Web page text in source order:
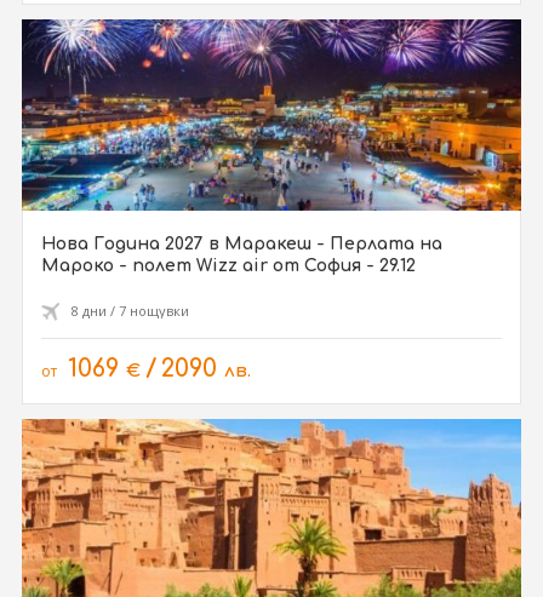
Нова Година 2027 в Маракеш - Перлата на
Мароко - полет Wizz air от София - 29.12
8 дни / 7 нощувки
от 1069 € / 2090 лв.